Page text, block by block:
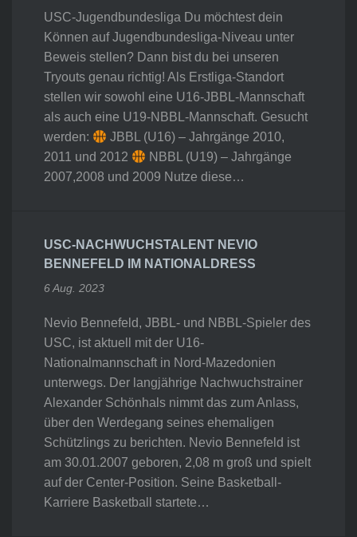
USC-Jugendbundesliga Du möchtest dein
Können auf Jugendbundesliga-Niveau unter
Beweis stellen? Dann bist du bei unseren
Tryouts genau richtig! Als Erstliga-Standort
stellen wir sowohl eine U16-JBBL-Mannschaft
als auch eine U19-NBBL-Mannschaft. Gesucht
werden:
JBBL (U16) – Jahrgänge 2010,
2011 und 2012
NBBL (U19) – Jahrgänge
2007,2008 und 2009 Nutze diese…
USC-NACHWUCHSTALENT NEVIO
BENNEFELD IM NATIONALDRESS
6 Aug. 2023
Nevio Bennefeld, JBBL- und NBBL-Spieler des
USC, ist aktuell mit der U16-
Nationalmannschaft in Nord-Mazedonien
unterwegs. Der langjährige Nachwuchstrainer
Alexander Schönhals nimmt das zum Anlass,
über den Werdegang seines ehemaligen
Schützlings zu berichten. Nevio Bennefeld ist
am 30.01.2007 geboren, 2,08 m groß und spielt
auf der Center-Position. Seine Basketball-
Karriere Basketball startete…